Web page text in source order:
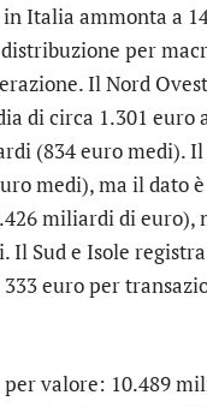
in Italia ammonta a
per
Il Nord
di circa 1.301 euro
(834 euro medi).
medi), ma il dato
miliardi di euro),
Sud e Isole
euro per
valore: 10.489